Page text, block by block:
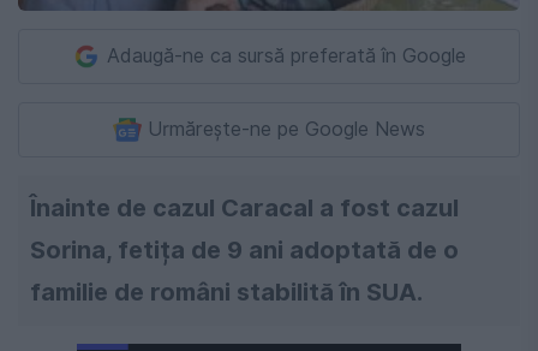
Adaugă-ne ca sursă preferată în Google
Urmărește-ne pe Google News
Înainte de cazul Caracal a fost cazul
Sorina, fetița de 9 ani adoptată de o
familie de români stabilită în SUA.